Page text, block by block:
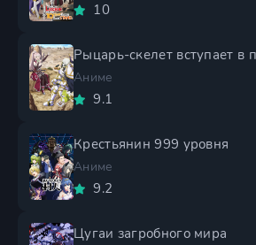
10
Аниме
9.1
Крестьянин 999 уровня
Аниме
9.2
Цугаи загробного мира